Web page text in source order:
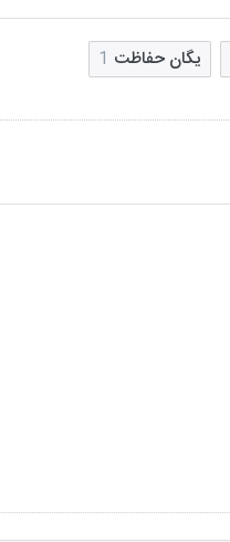
یگان حفاظت 1